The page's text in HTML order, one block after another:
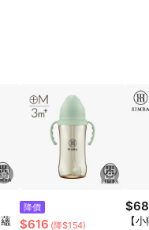
連結至蝦皮商店進
」商店頁為主。 6.
、運費與蝦幣後之最
尺寸規格)，皆會計
瀏覽器進行交易（若
用不同物流或付款方
若使用折價券折抵，
蝦皮會將LINE的導
七天內未透過其他
號下訂的首筆訂單
之訂單。 13. 若同
降價
$616 (降$154)
【